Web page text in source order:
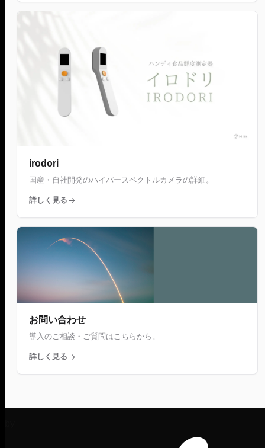
irodori
国産・自社開発のハイパースペクトルカメラの詳細。
詳しく見る
お問い合わせ
導入のご相談・ご質問はこちらから。
詳しく見る